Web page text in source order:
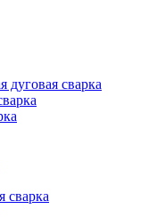
дуговая сварка
сварка